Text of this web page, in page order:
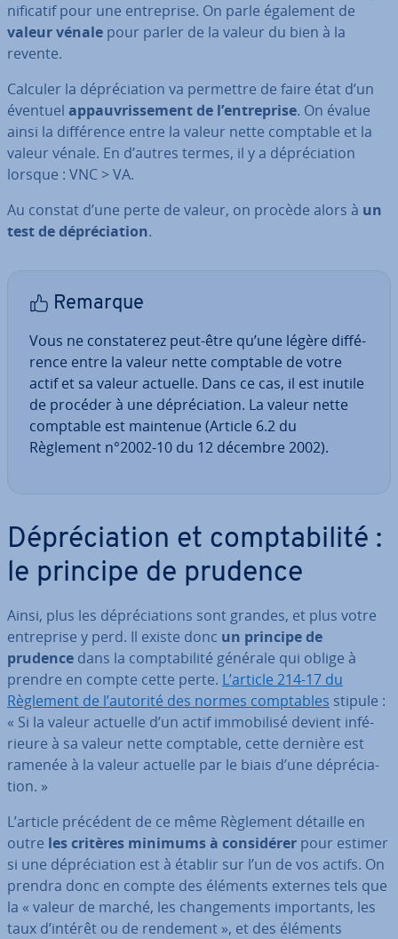
ni­fi­ca­tif pour une en­tre­prise. On parle également de
valeur vénale pour parler de la valeur du bien à la
revente.
Calculer la dé­pré­cia­tion va permettre de faire état d’un
éventuel ap­pau­vris­se­ment de l’en­tre­prise. On évalue
ainsi la dif­fé­rence entre la valeur nette comptable et la
valeur vénale. En d’autres termes, il y a dé­pré­cia­tion
lorsque : VNC > VA.
Au constat d’une perte de valeur, on procède alors à un
test de dé­pré­cia­tion.
Remarque
Vous ne cons­ta­te­rez peut-être qu’une légère dif­fé­
rence entre la valeur nette comptable de votre
actif et sa valeur actuelle. Dans ce cas, il est inutile
de procéder à une dé­pré­cia­tion. La valeur nette
comptable est maintenue (Article 6.2 du
Règlement n°2002-10 du 12 décembre 2002).
Dé­pré­cia­tion et comp­ta­bi­lité :
le principe de prudence
Ainsi, plus les dé­pré­cia­tions sont grandes, et plus votre
en­tre­prise y perd. Il existe donc un principe de
prudence dans la comp­ta­bi­lité générale qui oblige à
prendre en compte cette perte. L’article 214-17 du
Règlement de l’autorité des normes comp­tables stipule :
« Si la valeur actuelle d’un actif im­mo­bi­lisé devient in­fé­
rieure à sa valeur nette comptable, cette dernière est
ramenée à la valeur actuelle par le biais d’une dé­pré­cia­
tion. »
L’article précédent de ce même Règlement détaille en
outre les critères minimums à con­si­dé­rer pour estimer
si une dé­pré­cia­tion est à établir sur l’un de vos actifs. On
prendra donc en compte des éléments externes tels que
la « valeur de marché, les chan­ge­ments im­por­tants, les
taux d’intérêt ou de rendement », et des éléments